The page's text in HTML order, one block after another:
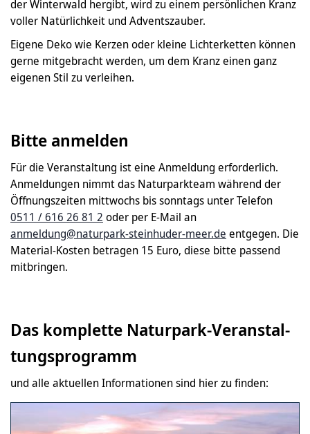
der Winterwald hergibt, wird zu einem persönlichen Kranz
voller Natürlichkeit und Adventszauber.
Eigene Deko wie Kerzen oder kleine Lichterketten können
gerne mitgebracht werden, um dem Kranz einen ganz
eigenen Stil zu verleihen.
Bitte anmelden
Für die Veranstaltung ist eine Anmeldung erforderlich.
Anmeldungen nimmt das Naturparkteam während der
Öffnungszeiten mittwochs bis sonntags unter Telefon
0511 / 616 26 81 2 oder per E-Mail an
anmeldung@naturpark-steinhuder-meer.de entgegen. Die
Material-Kosten betragen 15 Euro, diese bitte passend
mitbringen.
Das komplette Naturpark-Ver­anstal­
tungs­programm
und alle aktuellen Informationen sind hier zu finden: